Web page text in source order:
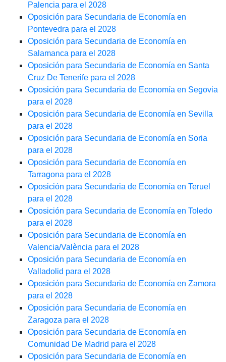
Palencia para el 2028
Oposición para Secundaria de Economía en
Pontevedra para el 2028
Oposición para Secundaria de Economía en
Salamanca para el 2028
Oposición para Secundaria de Economía en Santa
Cruz De Tenerife para el 2028
Oposición para Secundaria de Economía en Segovia
para el 2028
Oposición para Secundaria de Economía en Sevilla
para el 2028
Oposición para Secundaria de Economía en Soria
para el 2028
Oposición para Secundaria de Economía en
Tarragona para el 2028
Oposición para Secundaria de Economía en Teruel
para el 2028
Oposición para Secundaria de Economía en Toledo
para el 2028
Oposición para Secundaria de Economía en
Valencia/València para el 2028
Oposición para Secundaria de Economía en
Valladolid para el 2028
Oposición para Secundaria de Economía en Zamora
para el 2028
Oposición para Secundaria de Economía en
Zaragoza para el 2028
Oposición para Secundaria de Economía en
Comunidad De Madrid para el 2028
Oposición para Secundaria de Economía en